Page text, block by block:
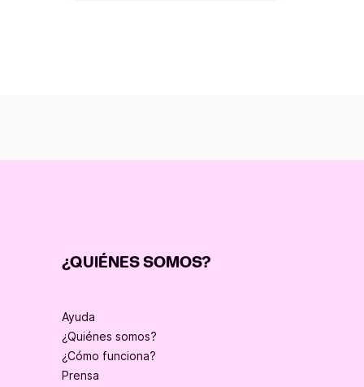
¿QUIÉNES SOMOS?
Ayuda
¿Quiénes somos?
¿Cómo funciona?
Prensa